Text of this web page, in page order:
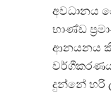
අවධානය
භාණ්ඩ
ආනයනය
දුන්නේ හරි